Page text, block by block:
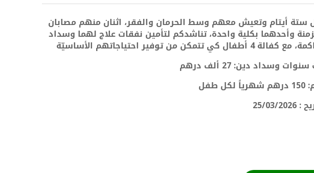
ستة أيتام وتعيش معهم وسط الحرمان والفقر، اثنان منهم مصابان
وأحدهما بكلية واحدة، تناشدكم لتأمين نفقات علاج لهما وسداد
كي تتمكن من توفير احتياجاتهم الأساسيّة
وسداد دين: 27 ألف درهم
طفل
2026